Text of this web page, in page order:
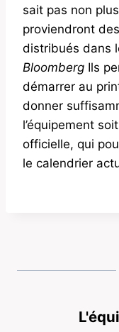
sait pas non
proviendront
distribués dans
Bloomberg Ils
démarrer au
donner
l’équipement
officielle, qui
le calendrier